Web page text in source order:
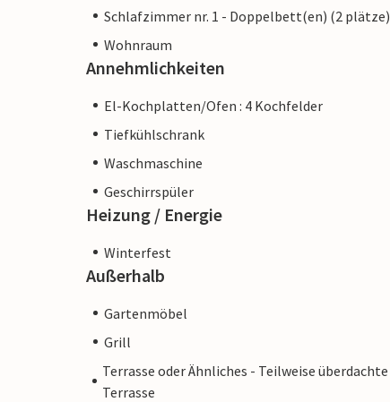
Schlafzimmer nr. 1 - Doppelbett(en) (2 plätze)
Wohnraum
Annehmlichkeiten
El-Kochplatten/Ofen : 4 Kochfelder
Tiefkühlschrank
Waschmaschine
Geschirrspüler
Heizung / Energie
Winterfest
Außerhalb
Gartenmöbel
Grill
Terrasse oder Ähnliches - Teilweise überdachte
Terrasse